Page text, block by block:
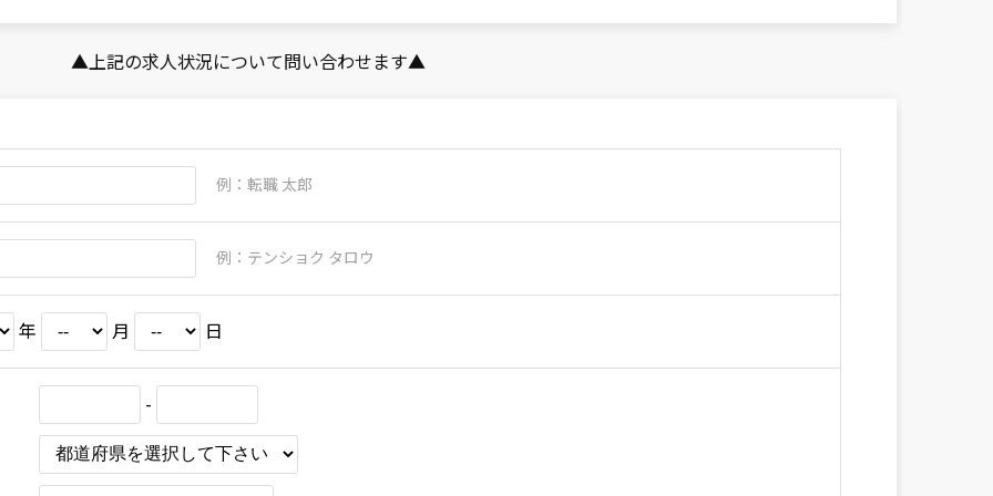
▲上記の求人状況について問い合わせます▲
例：転職 太郎
例：テンショク タロウ
年 月 日
-